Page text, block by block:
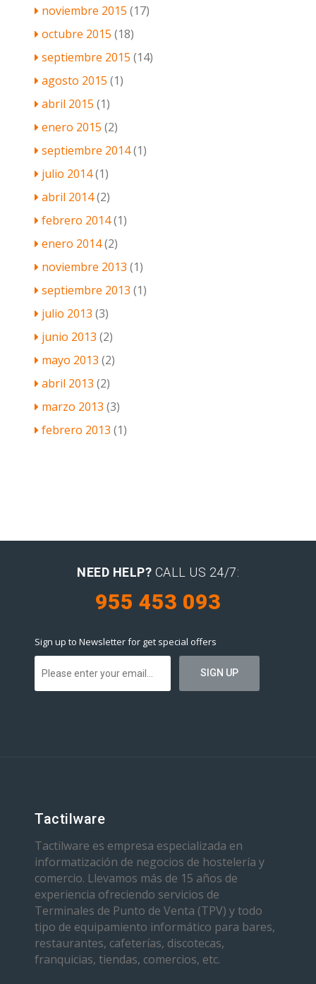
noviembre 2015 (17)
octubre 2015 (18)
septiembre 2015 (14)
agosto 2015 (1)
abril 2015 (1)
enero 2015 (2)
septiembre 2014(1)
julio 2014(1)
abril 2014(2)
febrero 2014(1)
enero 2014(2)
noviembre 2013 (1)
septiembre 2013 (1)
julio 2013 (3)
junio 2013 (2)
mayo 2013 (2)
abril 2013 (2)
marzo 2013 (3)
febrero 2013 (1)
NEED HELP? CALL US 24/7:
955 453 093
Sign up to Newsletter for get special offers
Tactilware
Tactilware es empresa especializada en
informatización de negocios de hostelería y
comercio. Llevamos más de 15 años de
experiencia ofreciendo servicios de
Terminales de Punto de Venta (TPV) y todo
tipo de equipamiento informático para bares,
restaurantes, cafeterías, discotecas,
franquicias, tiendas, comercios, etc.